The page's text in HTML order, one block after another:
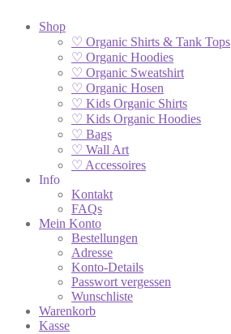
Shop
♡ Organic Shirts & Tank Tops
♡ Organic Hoodies
♡ Organic Sweatshirt
♡ Organic Hosen
♡ Kids Organic Shirts
♡ Kids Organic Hoodies
♡ Bags
♡ Wall Art
♡ Accessoires
Info
Kontakt
FAQs
Mein Konto
Bestellungen
Adresse
Konto-Details
Passwort vergessen
Wunschliste
Warenkorb
Kasse